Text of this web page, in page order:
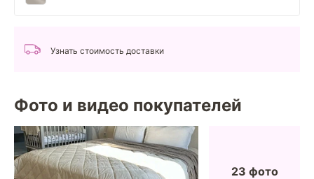
Узнать стоимость доставки
Фото и видео покупателей
23 фото